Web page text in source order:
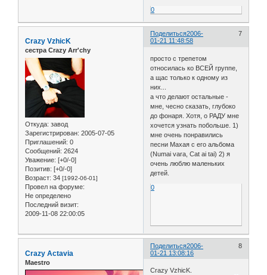
0
Поделиться 7
2006-
01-21 11:48:58
Crazy VzhicK
сестра Crazy Arr'chy
Откуда: завод
Зарегистрирован: 2005-07-05
Приглашений: 0
Сообщений: 2624
Уважение: [+0/-0]
Позитив: [+0/-0]
Возраст: 34 [1992-06-01]
Провел на форуме:
Не определено
Последний визит:
2009-11-08 22:00:05
просто с трепетом
относилась ко ВСЕЙ группе,
а щас только к одному из
них...
а что делают остальные -
мне, чесно сказать, глубоко
до фонаря. Хотя, о РАДУ мне
хочется узнать побольше. 1)
мне очень понравились
песни Махая с его альбома
(Numai vara, Cat ai tai) 2) я
очень люблю маленьких
детей.
0
Поделиться 8
2006-
01-21 13:08:16
Crazy Actavia
Maestro
Crazy VzhicK.